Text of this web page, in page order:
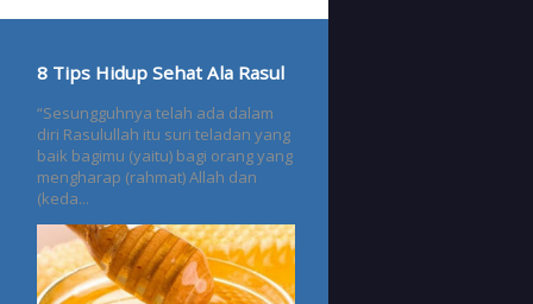
8 Tips Hidup Sehat Ala Rasul
“Sesungguhnya telah ada dalam
diri Rasulullah itu suri teladan yang
baik bagimu (yaitu) bagi orang yang
mengharap (rahmat) Allah dan
(keda...